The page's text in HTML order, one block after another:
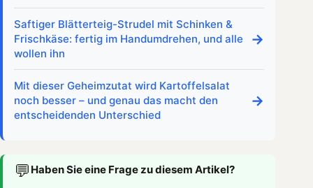
Saftiger Blätterteig-Strudel mit Schinken &
Frischkäse: fertig im Handumdrehen, und alle
wollen ihn
→
Mit dieser Geheimzutat wird Kartoffelsalat
noch besser – und genau das macht den
entscheidenden Unterschied
→
💬 Haben Sie eine Frage zu diesem Artikel?